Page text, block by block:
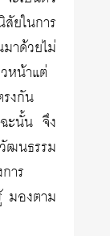
ยในการ
าด้วยไม่
หน้าแต่
รงกัน
ะนั้น จึง
นธรรม
าร
มองตาม